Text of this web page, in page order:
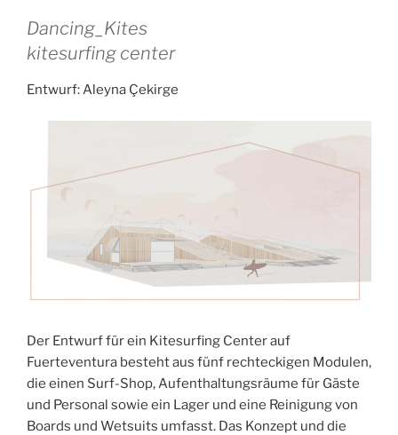
Dancing_Kites
kitesurfing center
Entwurf: Aleyna Çekirge
Der Entwurf für ein Kitesurfing Center auf
Fuerteventura besteht aus fünf rechteckigen Modulen,
die einen Surf-Shop, Aufenthaltungsräume für Gäste
und Personal sowie ein Lager und eine Reinigung von
Boards und Wetsuits umfasst. Das Konzept und die